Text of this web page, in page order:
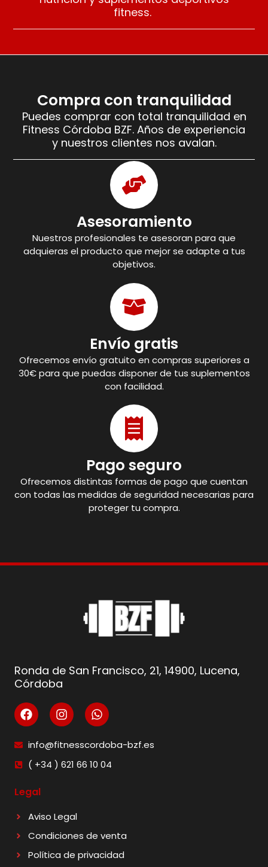
fitness.
Compra con tranquilidad
Puedes comprar con total tranquilidad en
Fitness Córdoba BZF. Años de experiencia
y nuestros clientes nos avalan.
Asesoramiento
Nuestros profesionales te asesoran para que
adquieras el producto que mejor se adapte a tus
objetivos.
Envío gratis
Ofrecemos envío gratuito en compras superiores a
30€ para que puedas disponer de tus suplementos
con facilidad.
Pago seguro
Ofrecemos distintas formas de pago que cuentan
con todas las medidas de seguridad necesarias para
proteger tu compra.
Ronda de San Francisco, 21, 14900, Lucena,
Córdoba
info@fitnesscordoba-bzf.es
( +34 ) 621 66 10 04
Legal
Aviso Legal
Condiciones de venta
Política de privacidad